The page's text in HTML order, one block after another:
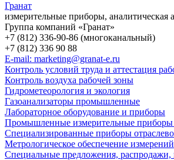
Гранат
измерительные приборы, аналитическая
Группа компаний «Гранат»
+7 (812) 336-90-86 (многоканальный)
+7 (812) 336 90 88
E-mail: marketing@granat-e.ru
Контроль условий труда и аттестация
Контроль воздуха рабочей зоны
Гидрометеорология и экология
Газоанализаторы промышленные
Лабораторное оборудование и приборы
Промышленные измерительные приборы
Специализированные приборы
Метрологическое обеспечение измерений
Специальные предложения,